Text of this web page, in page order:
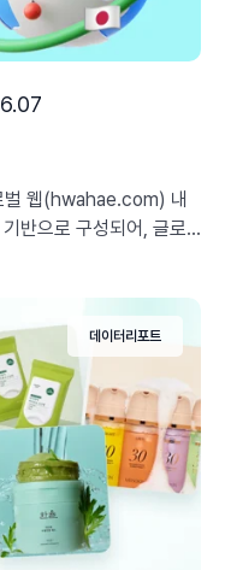
벌 웹(hwahae.com) 내
반으로 구성되어, 글로
데이터리포트